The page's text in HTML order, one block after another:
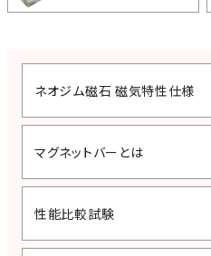
ネオジム磁石 磁気特性仕様
マグネットバーとは
性能比較試験